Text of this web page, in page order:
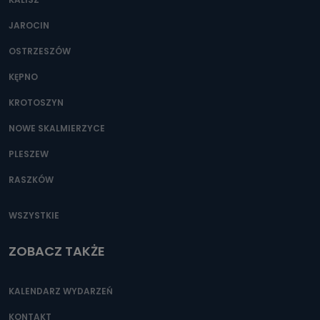
JAROCIN
OSTRZESZÓW
KĘPNO
KROTOSZYN
NOWE SKALMIERZYCE
PLESZEW
RASZKÓW
WSZYSTKIE
ZOBACZ TAKŻE
KALENDARZ WYDARZEŃ
KONTAKT